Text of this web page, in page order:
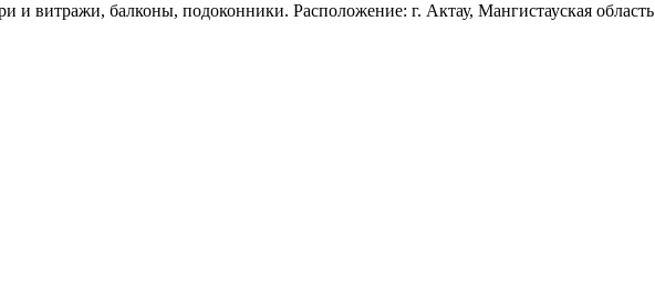
и витражи, балконы, подоконники. Расположение: г. Актау, Мангистауская область